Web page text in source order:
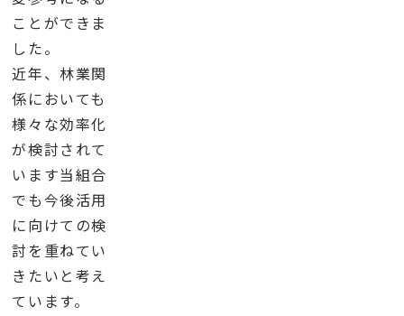
ことができま
した。
近年、林業関
係においても
様々な効率化
が検討されて
います当組合
でも今後活用
に向けての検
討を重ねてい
きたいと考え
ています。